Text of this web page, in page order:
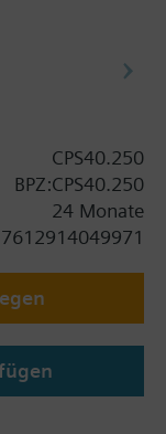
CPS40.250
BPZ:CPS40.250
24 Monate
7612914049971